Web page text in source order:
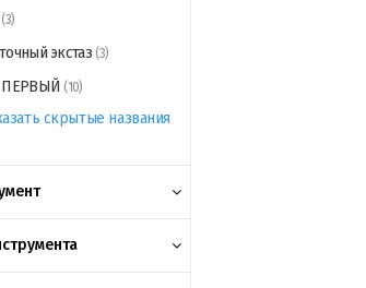
(3)
экстаз (3)
ПЕРВЫЙ (10)
скрытые названия